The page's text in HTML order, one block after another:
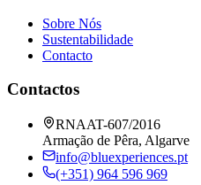
Sobre Nós
Sustentabilidade
Contacto
Contactos
RNAAT-607/2016
Armação de Pêra, Algarve
info@bluexperiences.pt
(+351) 964 596 969